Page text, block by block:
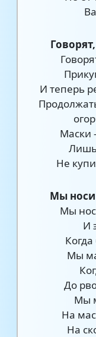
И теперь
Маски
Не
Мы
Мы
И
Мы
До
Мы
На
На